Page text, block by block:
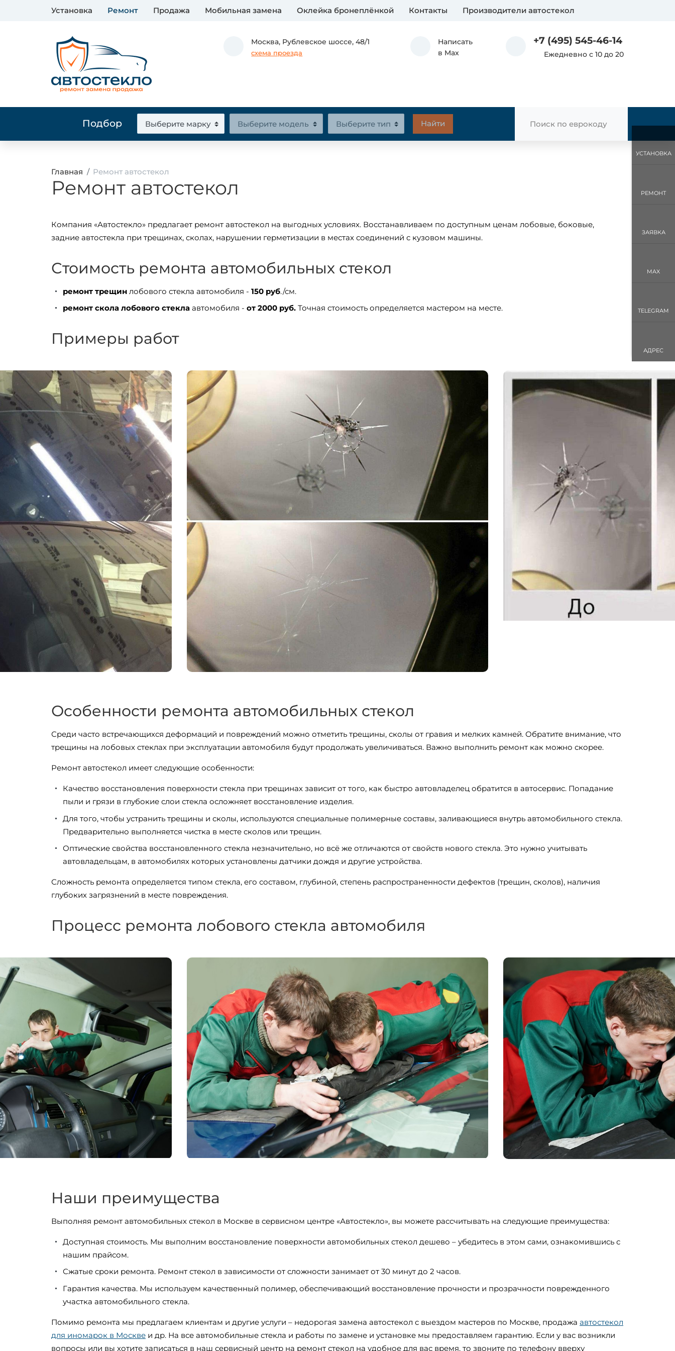
Установка Ремонт Продажа Мобильная замена Оклейка бронеплёнкой Контакты Производители автостекол
Москва, Рублевское шоссе, 48/1
схема проезда
Написать
в Max
+7 (495) 545-46-14
Ежедневно с 10 до 20
Подбор
Главная Ремонт автостекол
Ремонт автостекол
Компания «Автостекло» предлагает ремонт автостекол на выгодных условиях. Восстанавливаем по доступным ценам лобовые, боковые,
задние автостекла при трещинах, сколах, нарушении герметизации в местах соединений с кузовом машины.
Стоимость ремонта автомобильных стекол
ремонт трещинлобового стекла автомобиля - 150 руб./см.
ремонт скола лобового стеклаавтомобиля - от 2000 руб.Точная стоимость определяется мастером на месте.
Примеры работ
Особенности ремонта автомобильных стекол
Среди часто встречающихся деформаций и повреждений можно отметить трещины, сколы от гравия и мелких камней. Обратите внимание, что
трещины на лобовых стеклах при эксплуатации автомобиля будут продолжать увеличиваться. Важно выполнить ремонт как можно скорее.
Ремонт автостекол имеет следующие особенности:
Качество восстановления поверхности стекла при трещинах зависит от того, как быстро автовладелец обратится в автосервис. Попадание
пыли и грязи в глубокие слои стекла осложняет восстановление изделия.
Для того, чтобы устранить трещины и сколы, используются специальные полимерные составы, заливающиеся внутрь автомобильного стекла.
Предварительно выполняется чистка в месте сколов или трещин.
Оптические свойства восстановленного стекла незначительно, но всё же отличаются от свойств нового стекла. Это нужно учитывать
автовладельцам, в автомобилях которых установлены датчики дождя и другие устройства.
Сложность ремонта определяется типом стекла, его составом, глубиной, степень распространенности дефектов (трещин, сколов), наличия
глубоких загрязнений в месте повреждения.
Процесс ремонта лобового стекла автомобиля
Наши преимущества
Выполняя ремонт автомобильных стекол в Москве в сервисном центре «Автостекло», вы можете рассчитывать на следующие преимущества:
Доступная стоимость. Мы выполним восстановление поверхности автомобильных стекол дешево – убедитесь в этом сами, ознакомившись с
нашим прайсом.
Сжатые сроки ремонта. Ремонт стекол в зависимости от сложности занимает от 30 минут до 2 часов.
Гарантия качества. Мы используем качественный полимер, обеспечивающий восстановление прочности и прозрачности поврежденного
участка автомобильного стекла.
Помимо ремонта мы предлагаем клиентам и другие услуги – недорогая замена автостекол с выездом мастеров по Москве, продажа автостекол
для иномарок в Москве и др. На все автомобильные стекла и работы по замене и установке мы предоставляем гарантию. Если у вас возникли
вопросы или вы хотите записаться в наш сервисный центр на ремонт стекол на удобное для вас время, то звоните по телефону вверху
УСТАНОВКА
РЕМОНТ
ЗАЯВКА
MAX
TELEGRAM
АДРЕС